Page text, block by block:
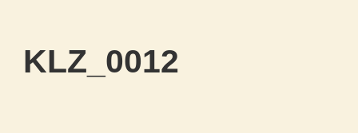
KLZ_0012